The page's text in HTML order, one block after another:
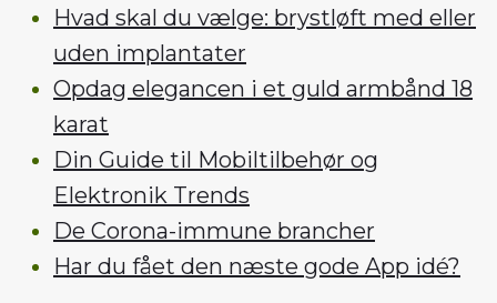
Hvad skal du vælge: brystløft med eller
uden implantater
Opdag elegancen i et guld armbånd 18
karat
Din Guide til Mobiltilbehør og
Elektronik Trends
De Corona-immune brancher
Har du fået den næste gode App idé?